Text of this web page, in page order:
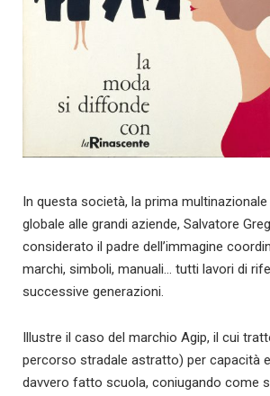
In questa società, la prima
globale alle grandi aziende, Salvatore
considerato il padre dell’immagine
marchi, simboli, manuali… tutti lavori di
successive generazioni.
Illustre il caso del marchio Agip, il cui
percorso stradale astratto) per capacità
davvero fatto scuola, coniugando come